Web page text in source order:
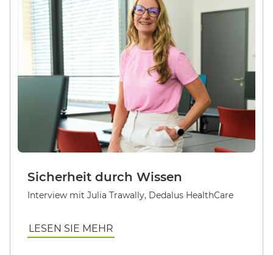
Sicherheit durch Wissen
Interview mit Julia Trawally, Dedalus HealthCare
LESEN SIE MEHR